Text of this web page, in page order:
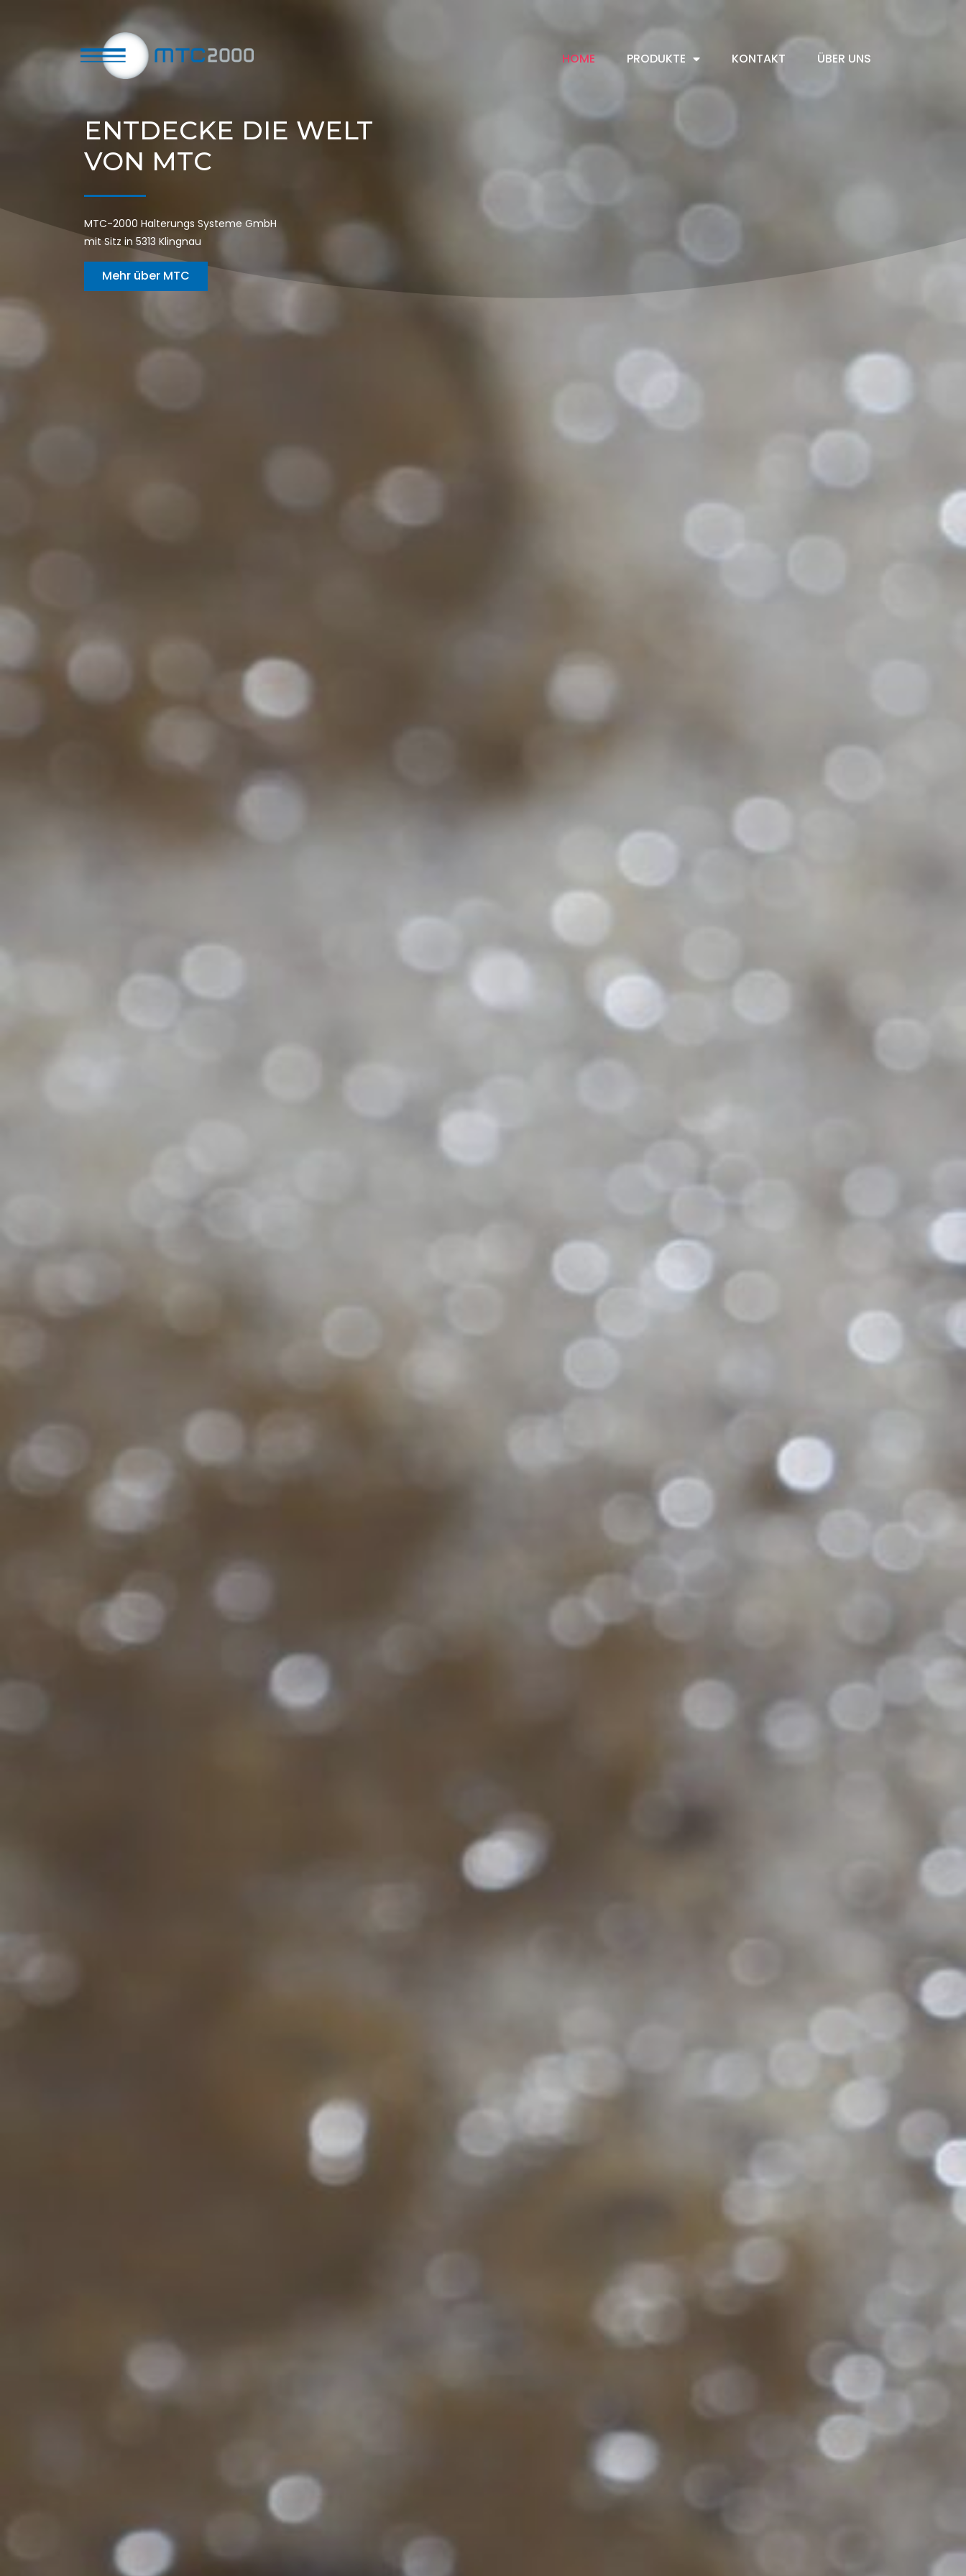
HOME PRODUKTE KONTAKT ÜBER UNS
ENTDECKE DIE WELT
VON MTC
MTC-2000 Halterungs Systeme GmbH
mit Sitz in 5313 Klingnau
Mehr über MTC